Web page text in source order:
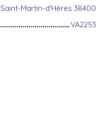
Saint-Martin-d'Hères 38400
VA2253